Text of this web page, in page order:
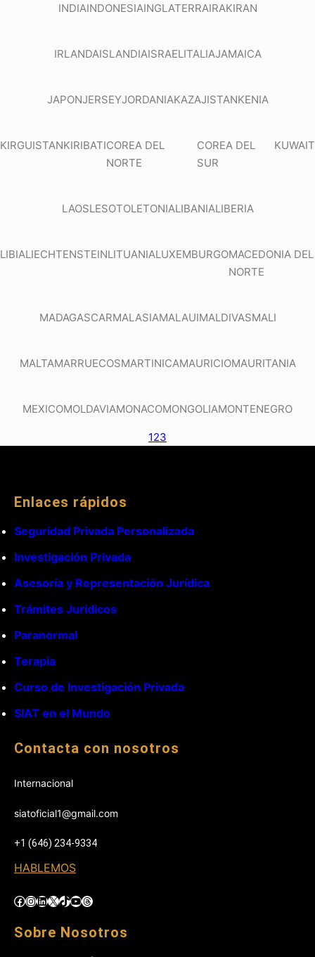
INDIAINDONESIAINGLATERRAIRAKIRAN
IRLANDAISLANDIAISRAELITALIAJAMAICA
JAPONJERSEYJORDANIAKAZAJISTANKENIA
KIRGUISTANKIRIBATICOREA DEL
NORTE
COREA DEL
SUR
KUWAIT
LAOSLESOTOLETONIALIBANIALIBERIA
LIBIALIECHTENSTEINLITUANIALUXEMBURGOMACEDONIA DEL
NORTE
MADAGASCARMALASIAMALAUIMALDIVASMALI
MALTAMARRUECOSMARTINICAMAURICIOMAURITANIA
MEXICOMOLDAVIAMONACOMONGOLIAMONTENEGRO
123
Enlaces rápidos
Seguridad Privada Personalizada
Investigación Privada
Asesoría y Representación Jurídica
Trámites Jurídicos
Paranormal
Terapia
Curso de Investigación Privada
SIAT en el Mundo
Contacta con nosotros
Internacional
siatoficial1@gmail.com
+1 (646) 234-9334
HABLEMOS
Facebook InstagramLinkedIn X TikTok YouTube Threads
Sobre Nosotros